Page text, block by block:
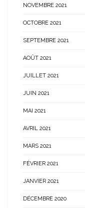
NOVEMBRE 2021
OCTOBRE 2021
SEPTEMBRE 2021
AOÛT 2021
JUILLET 2021
JUIN 2021
MAI 2021
AVRIL 2021
MARS 2021
FÉVRIER 2021
JANVIER 2021
DÉCEMBRE 2020